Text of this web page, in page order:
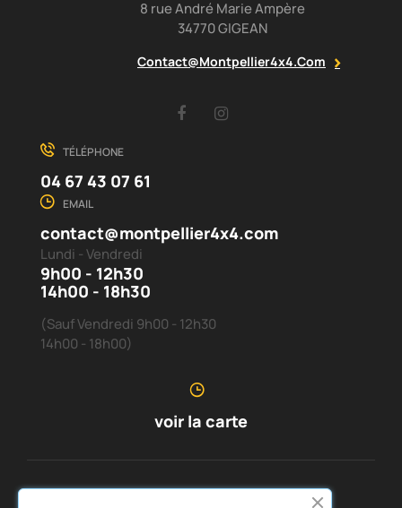
8 rue André Marie Ampère
34770 GIGEAN
Contact@montpellier4x4.com
Facebook
TÉLÉPHONE
04 67 43 07 61
EMAIL
contact@montpellier4x4.com
Lundi - Vendredi
9h00 - 12h30
14h00 - 18h30
(Sauf Vendredi 9h00 - 12h30
14h00 - 18h00)
voir la carte